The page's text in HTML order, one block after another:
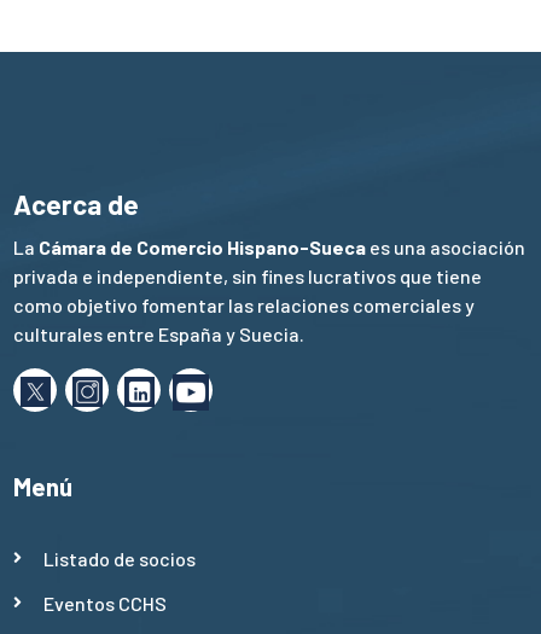
Acerca de
La Cámara de Comercio Hispano-Sueca es una asociación
privada e independiente, sin fines lucrativos que tiene
como objetivo fomentar las relaciones comerciales y
culturales entre España y Suecia.
Menú
Listado de socios
Eventos CCHS